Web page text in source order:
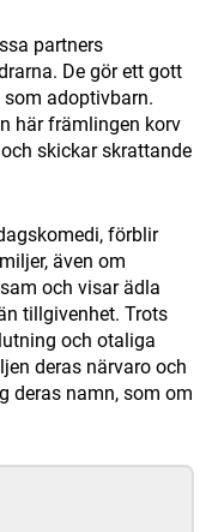
partners
De gör ett gott
adoptivbarn.
här främlingen korv
skickar skrattande
förblir
även om
och visar ädla
tillgivenhet. Trots
och otaliga
deras närvaro och
deras namn, som om